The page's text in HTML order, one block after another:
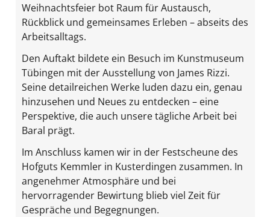
Weihnachtsfeier bot Raum für Austausch,
Rückblick und gemeinsames Erleben – abseits des
Arbeitsalltags.
Den Auftakt bildete ein Besuch im Kunstmuseum
Tübingen mit der Ausstellung von James Rizzi.
Seine detailreichen Werke luden dazu ein, genau
hinzusehen und Neues zu entdecken – eine
Perspektive, die auch unsere tägliche Arbeit bei
Baral prägt.
Im Anschluss kamen wir in der Festscheune des
Hofguts Kemmler in Kusterdingen zusammen. In
angenehmer Atmosphäre und bei
hervorragender Bewirtung blieb viel Zeit für
Gespräche und Begegnungen.